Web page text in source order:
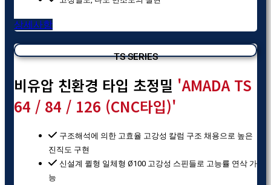
상세사항
TS SERIES
비유압 친환경 타입 초정밀 'AMADA TS
64 / 84 / 126 (CNC타입)'
구조해석에 의한 고효율 고강성 칼럼 구조 채용으로 높은
진직도 구현
신설계 퀼형 일체형 Ø100 고강성 스핀들로 고능률 연삭 가
능